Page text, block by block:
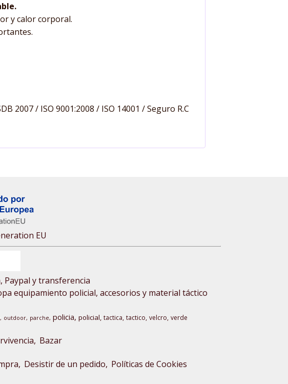
y calor corporal.
2007 / ISO 9001:2008 / ISO 14001 / Seguro R.C
EU
Paypal y transferencia
equipamiento policial, accesorios y material táctico
outdoor parche policia policial tactica tactico velcro verde
Bazar
Desistir de un pedido Políticas de Cookies